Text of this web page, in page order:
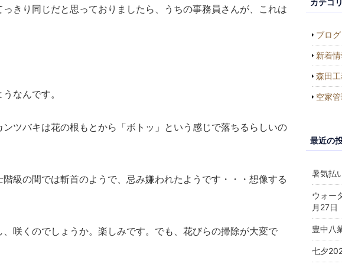
きり同じだと思っておりましたら、うちの事務員さんが、これは
なんです。
ツバキは花の根もとから「ボトッ」という感じで落ちるらしいの
級の間では斬首のようで、忌み嫌われたようです・・・想像する
咲くのでしょうか。楽しみです。でも、花びらの掃除が大変で
カテゴ
ブログ
新着
森田
空家
最近の
暑気払
ウォー
月27日
豊中八
七夕